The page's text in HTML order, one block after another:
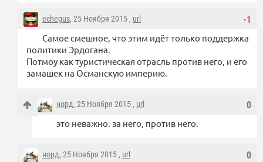
-1
echegus, 25 Ноября 2015 , url
Самое смешное, что этим идёт только поддержка
политики Эрдогана.
Потмоу как туристическая отрасль против него, и его
замашек на Османскую империю.
0
норд, 25 Ноября 2015 , url
это неважно. за него, против него.
0
норд, 25 Ноября 2015 , url